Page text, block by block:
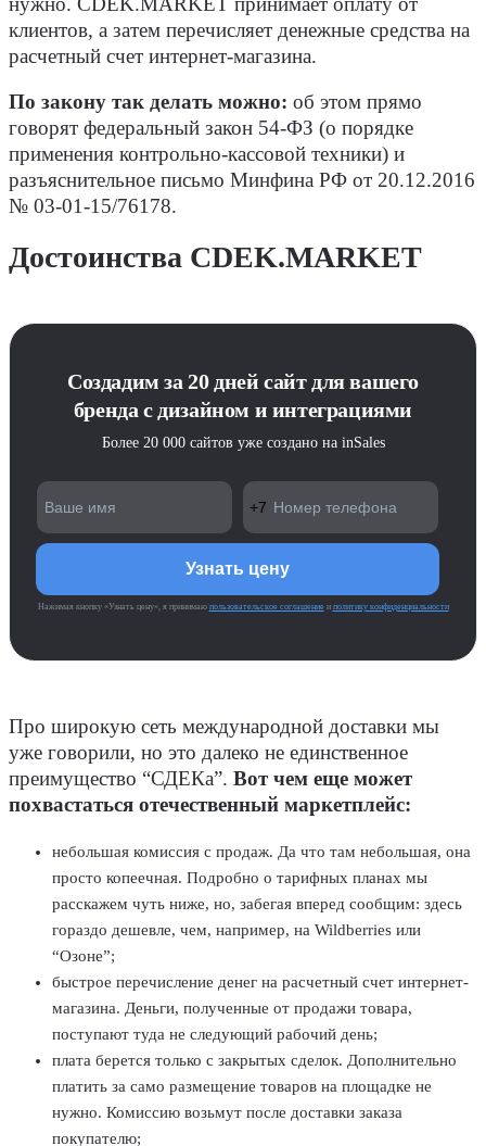
клиентов, а затем перечисляет денежные средства на
расчетный счет интернет-магазина.
По закону так делать можно: об этом прямо
говорят федеральный закон 54-ФЗ (о порядке
применения контрольно-кассовой техники) и
разъяснительное письмо Минфина РФ от 20.12.2016
№ 03-01-15/76178.
Достоинства CDEK.MARKET
Создадим за 20 дней сайт для вашего
бренда с дизайном и интеграциями
Более 20 000 сайтов уже создано на inSales
Нажимая кнопку «Узнать цену», я принимаю пользовательское соглашениеи политику конфиденциальности
Про широкую сеть международной доставки мы
уже говорили, но это далеко не единственное
преимущество “СДЕКа”. Вот чем еще может
похвастаться отечественный маркетплейс:
небольшая комиссия с продаж. Да что там небольшая, она
просто копеечная. Подробно о тарифных планах мы
расскажем чуть ниже, но, забегая вперед сообщим: здесь
гораздо дешевле, чем, например, на Wildberries или
“Озоне”;
быстрое перечисление денег на расчетный счет интернет-
магазина. Деньги, полученные от продажи товара,
поступают туда не следующий рабочий день;
плата берется только с закрытых сделок. Дополнительно
платить за само размещение товаров на площадке не
нужно. Комиссию возьмут после доставки заказа
покупателю;